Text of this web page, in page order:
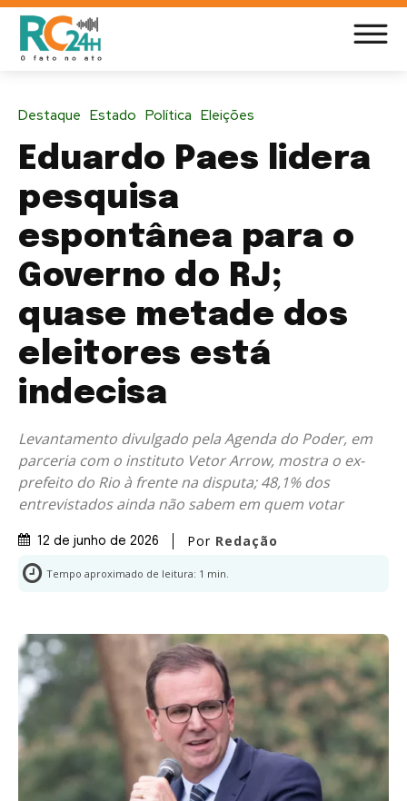
Destaque Estado Política Eleições
Eduardo Paes lidera
pesquisa
espontânea para o
Governo do RJ;
quase metade dos
eleitores está
indecisa
Levantamento divulgado pela Agenda do Poder, em
parceria com o instituto Vetor Arrow, mostra o ex-
prefeito do Rio à frente na disputa; 48,1% dos
entrevistados ainda não sabem em quem votar
12 de junho de 2026 Por Redação
Tempo aproximado de leitura: 1 min.